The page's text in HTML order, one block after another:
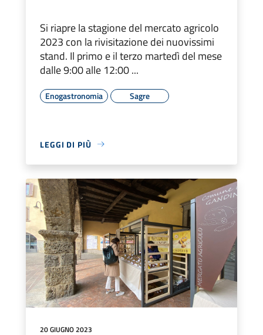
Si riapre la stagione del mercato agricolo
2023 con la rivisitazione dei nuovissimi
stand. Il primo e il terzo martedì del mese
dalle 9:00 alle 12:00 ...
Enogastronomia Sagre
LEGGI DI PIÙ
20 GIUGNO 2023